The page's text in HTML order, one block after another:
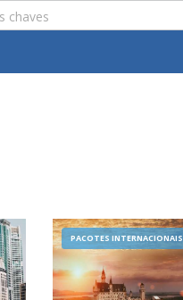
PACOTES INTERNACIONAIS